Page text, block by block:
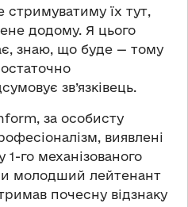
стримуватиму їх тут,
додому. Я цього
знаю, що буде — тому
зв’язківець.
за особисту
виявлені
го механізованого
молодший лейтенант
почесну відзнаку